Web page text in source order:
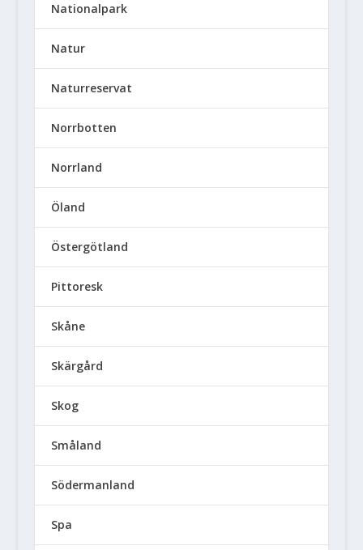
Nationalpark
Natur
Naturreservat
Norrbotten
Norrland
Öland
Östergötland
Pittoresk
Skåne
Skärgård
Skog
Småland
Södermanland
Spa